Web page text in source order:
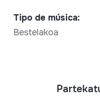
Tipo de música:
Bestelakoa